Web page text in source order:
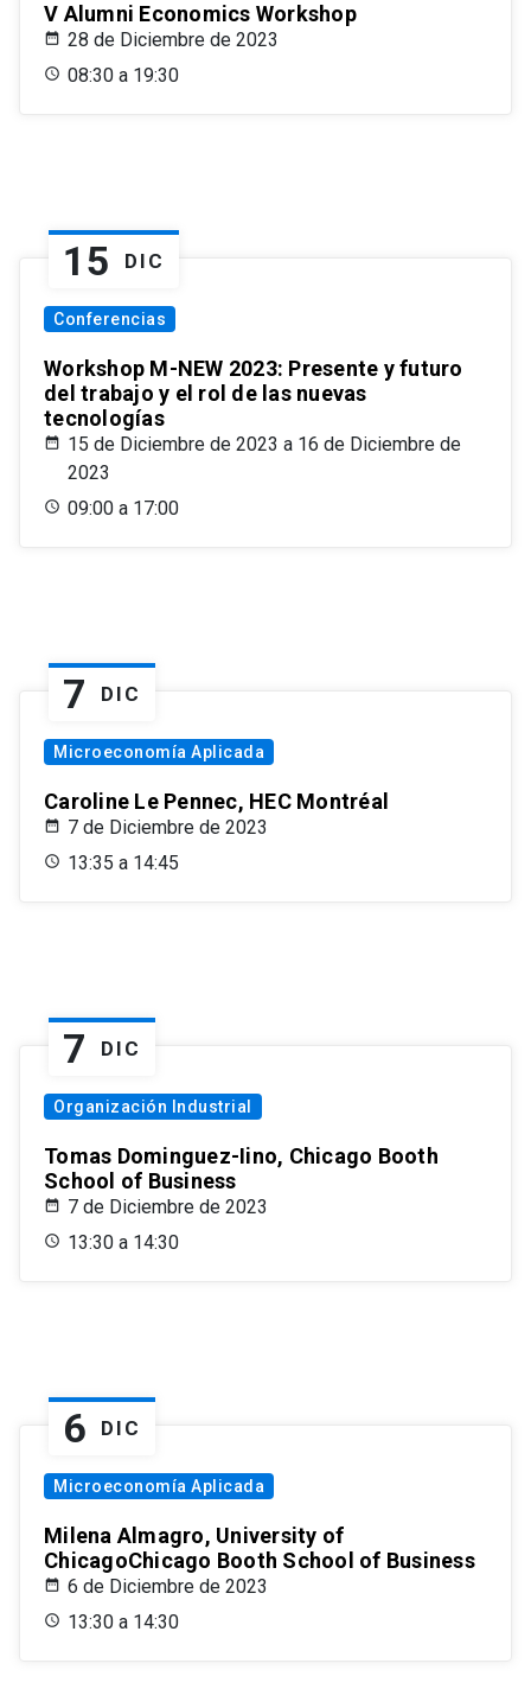
V Alumni Economics Workshop
28 de Diciembre de 2023
08:30 a 19:30
15 DIC
Conferencias
Workshop M-NEW 2023: Presente y futuro
del trabajo y el rol de las nuevas
tecnologías
15 de Diciembre de 2023 a 16 de Diciembre de
2023
09:00 a 17:00
7 DIC
Microeconomía Aplicada
Caroline Le Pennec, HEC Montréal
7 de Diciembre de 2023
13:35 a 14:45
7 DIC
Organización Industrial
Tomas Dominguez-Iino, Chicago Booth
School of Business
7 de Diciembre de 2023
13:30 a 14:30
6 DIC
Microeconomía Aplicada
Milena Almagro, University of
ChicagoChicago Booth School of Business
6 de Diciembre de 2023
13:30 a 14:30